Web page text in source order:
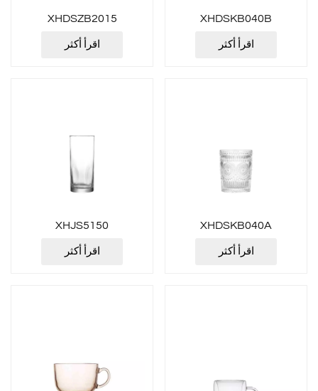
XHDSZB2015
اقرأ أكثر
XHDSKB040B
اقرأ أكثر
XHJS5150
اقرأ أكثر
XHDSKB040A
اقرأ أكثر